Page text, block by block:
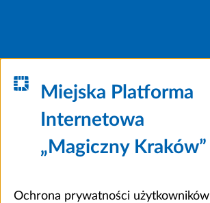
Miejska Platforma
Internetowa
„Magiczny Kraków”
Ochrona prywatności użytkowników